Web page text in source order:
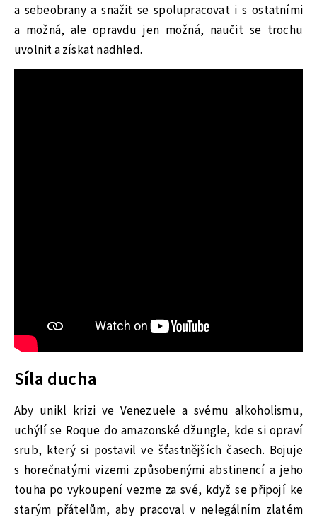
a sebeobrany a snažit se spolupracovat i s ostatními
a možná, ale opravdu jen možná, naučit se trochu
uvolnit a získat nadhled.
Síla ducha
Aby unikl krizi ve Venezuele a svému alkoholismu,
uchýlí se Roque do amazonské džungle, kde si opraví
srub, který si postavil ve šťastnějších časech. Bojuje
s horečnatými vizemi způsobenými abstinencí a jeho
touha po vykoupení vezme za své, když se připojí ke
starým přátelům, aby pracoval v nelegálním zlatém